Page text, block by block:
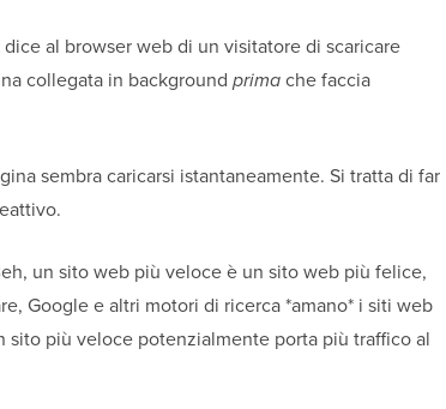
al browser web di un visitatore di scaricare
collegata in background primache faccia
sembra caricarsi istantaneamente. Si tratta di far
un sito web più veloce è un sito web più felice,
Google e altri motori di ricerca *amano* i siti web
sito più veloce potenzialmente porta più traffico al